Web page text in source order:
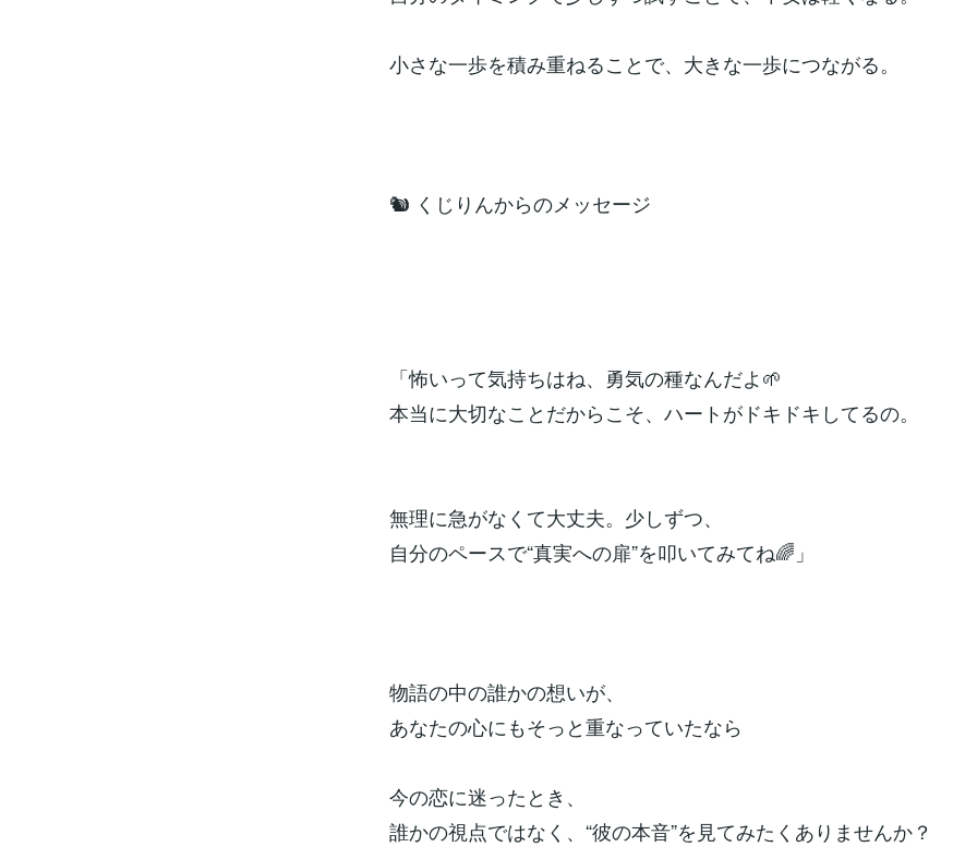
小さな一歩を積み重ねることで、大きな一歩につながる。
🐿 くじりんからのメッセージ
「怖いって気持ちはね、勇気の種なんだよ🌱
本当に大切なことだからこそ、ハートがドキドキしてるの。
無理に急がなくて大丈夫。少しずつ、
自分のペースで“真実への扉”を叩いてみてね🌈」
物語の中の誰かの想いが、
あなたの心にもそっと重なっていたなら
今の恋に迷ったとき、
誰かの視点ではなく、“彼の本音”を見てみたくありませんか？